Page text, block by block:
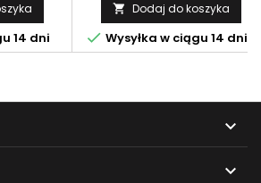
14 dni
 Dodaj do koszyka
 Wysyłka w ciągu 14 dni

